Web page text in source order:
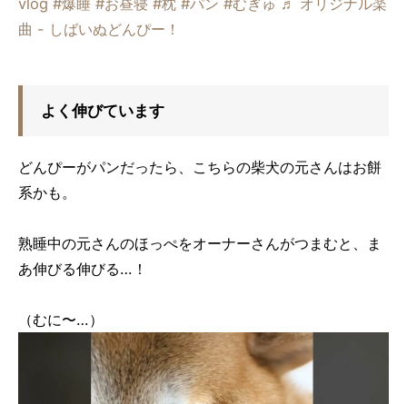
vlog #爆睡 #お昼寝 #枕 #パン #むぎゅ ♬ オリジナル楽
曲 - しばいぬどんぴー！
よく伸びています
どんぴーがパンだったら、こちらの柴犬の元さんはお餅
系かも。
熟睡中の元さんのほっぺをオーナーさんがつまむと、ま
あ伸びる伸びる…！
（むに〜…）